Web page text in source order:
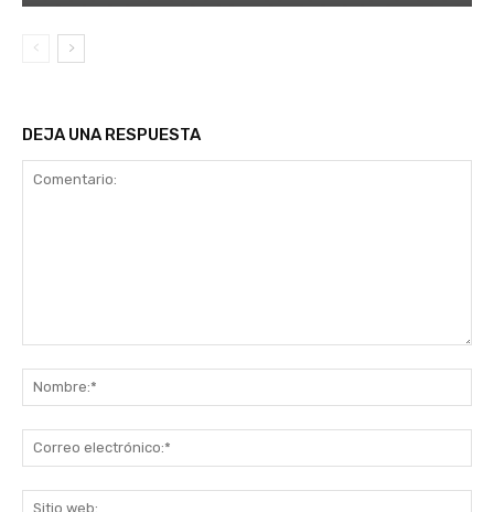
DEJA UNA RESPUESTA